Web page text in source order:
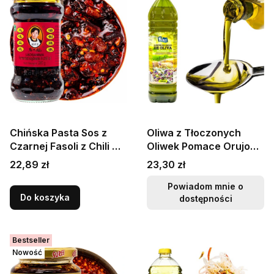
Chińska Pasta Sos z
Czarnej Fasoli z Chili Do
Smażenia w Woku 280g
LAO GAN MA
Cena
22,89 zł
Do koszyka
Oliwa z Tłoczonych
Oliwek Pomace Orujo
Olive Oil Virgin 1L
1000ml KIER
Cena
23,30 zł
Powiadom mnie o
dostępności
Bestseller
Nowość